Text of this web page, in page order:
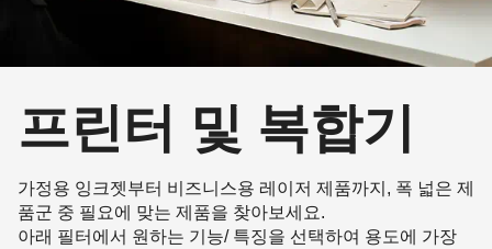
프린터 및 복합기
가정용 잉크젯부터 비즈니스용 레이저 제품까지, 폭 넓은 제
품군 중 필요에 맞는 제품을 찾아보세요.
아래 필터에서 원하는 기능/ 특징을 선택하여 용도에 가장